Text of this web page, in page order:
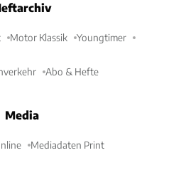
Motor Klassik Youngtimer
Abo & Hefte
Media
Mediadaten Print